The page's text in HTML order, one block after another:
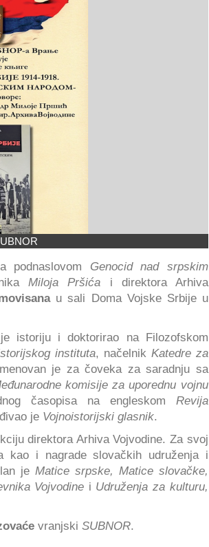
podnaslovom Genocid nad srpskim
Miloja Pršića i direktora Arhiva
u sali Doma Vojske Srbije u
istoriju i doktorirao na Filozofskom
instituta, načelnik Katedre za
je za čoveka za saradnju sa
komisije za uporednu vojnu
časopisa na engleskom Revija
je Vojnoistorijski glasnik.
direktora Arhiva Vojvodine. Za svoj
kao i nagrade slovačkih udruženja i
jeMatice srpske, Matice slovačke,
Vojvodine i Udruženja za kulturu,
vranjski SUBNOR.